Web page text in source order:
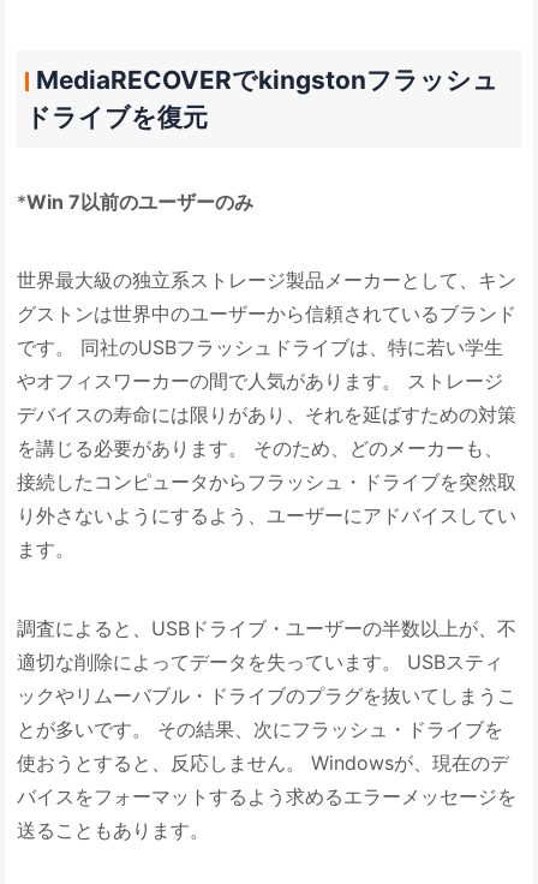
MediaRECOVERでkingstonフラッシュ
ドライブを復元
*Win 7以前のユーザーのみ
世界最大級の独立系ストレージ製品メーカーとして、キン
グストンは世界中のユーザーから信頼されているブランド
です。 同社のUSBフラッシュドライブは、特に若い学生
やオフィスワーカーの間で人気があります。 ストレージ
デバイスの寿命には限りがあり、それを延ばすための対策
を講じる必要があります。 そのため、どのメーカーも、
接続したコンピュータからフラッシュ・ドライブを突然取
り外さないようにするよう、ユーザーにアドバイスしてい
ます。
調査によると、USBドライブ・ユーザーの半数以上が、不
適切な削除によってデータを失っています。 USBスティ
ックやリムーバブル・ドライブのプラグを抜いてしまうこ
とが多いです。 その結果、次にフラッシュ・ドライブを
使おうとすると、反応しません。 Windowsが、現在のデ
バイスをフォーマットするよう求めるエラーメッセージを
送ることもあります。